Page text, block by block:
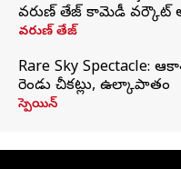
వరుణ్ తేజ్ కామెడీ వర్కౌట్
వరుణ్ తేజ్
Rare Sky Spectacle:
రెండు చీకట్లు, ఉల్కాపాతం
స్పెయిన్